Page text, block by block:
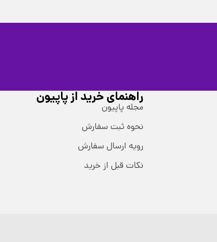
راهنمای خرید از پاپیون
مجله پاپیون
نحوه ثبت سفارش
رویه ارسال سفارش
نکات قبل از خرید